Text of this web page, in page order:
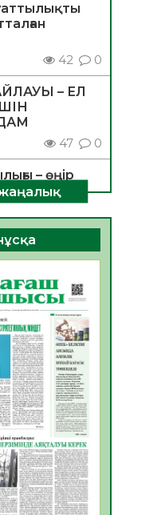
42 0
– ЕЛ
47 0
– өңір
негізгі
54 0
–
52
–
54
56
туралы